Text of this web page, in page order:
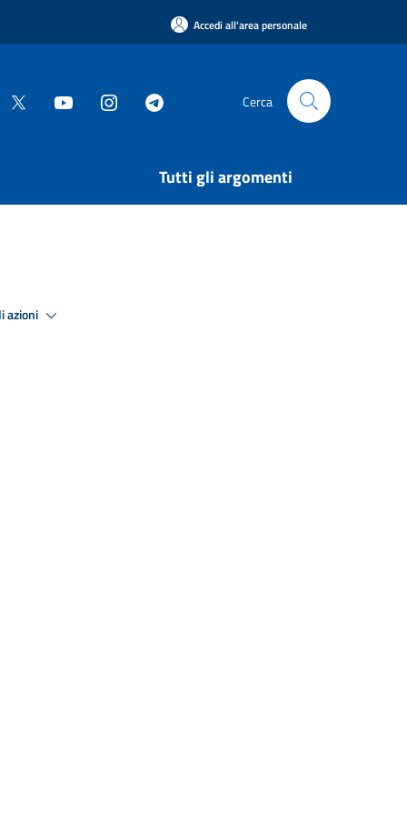
Accedi all'area personale
Cerca
Tutti gli argomenti
azioni